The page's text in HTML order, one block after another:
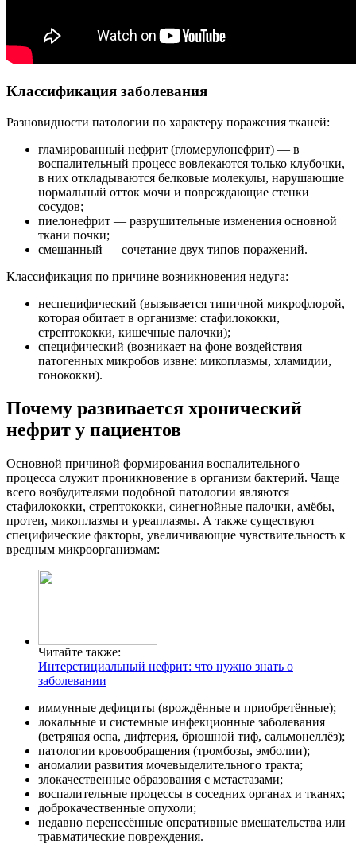
Классификация заболевания
Разновидности патологии по характеру поражения тканей:
гламированный нефрит (гломерулонефрит) — в
воспалительный процесс вовлекаются только клубочки,
в них откладываются белковые молекулы, нарушающие
нормальный отток мочи и повреждающие стенки
сосудов;
пиелонефрит — разрушительные изменения основной
ткани почки;
смешанный — сочетание двух типов поражений.
Классификация по причине возникновения недуга:
неспецифический (вызывается типичной микрофлорой,
которая обитает в организме: стафилококки,
стрептококки, кишечные палочки);
специфический (возникает на фоне воздействия
патогенных микробов извне: микоплазмы, хламидии,
гонококки).
Почему развивается хронический
нефрит у пациентов
Основной причиной формирования воспалительного
процесса служит проникновение в организм бактерий. Чаще
всего возбудителями подобной патологии являются
стафилококки, стрептококки, синегнойные палочки, амёбы,
протеи, микоплазмы и уреаплазмы. А также существуют
специфические факторы, увеличивающие чувствительность к
вредным микроорганизмам:
Читайте также:
Интерстициальный нефрит: что нужно знать о
заболевании
иммунные дефициты (врождённые и приобретённые);
локальные и системные инфекционные заболевания
(ветряная оспа, дифтерия, брюшной тиф, сальмонеллёз);
патологии кровообращения (тромбозы, эмболии);
аномалии развития мочевыделительного тракта;
злокачественные образования с метастазами;
воспалительные процессы в соседних органах и тканях;
доброкачественные опухоли;
недавно перенесённые оперативные вмешательства или
травматические повреждения.